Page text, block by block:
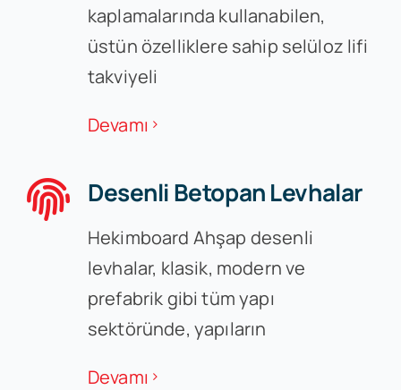
kaplamalarında kullanabilen,
üstün özelliklere sahip selüloz lifi
takviyeli
Devamı
Desenli Betopan Levhalar
Hekimboard Ahşap desenli
levhalar, klasik, modern ve
prefabrik gibi tüm yapı
sektöründe, yapıların
Devamı